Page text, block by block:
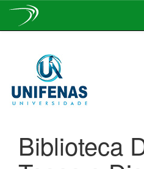
navigation
Biblioteca